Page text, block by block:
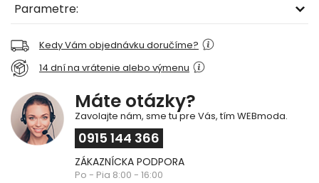
Parametre:
Kedy Vám objednávku doručíme?
14 dní na vrátenie alebo výmenu
Máte otázky?
Zavolajte nám, sme tu pre Vás, tím WEBmoda.
0915 144 366
ZÁKAZNÍCKA PODPORA
Po - Pia 8:00 - 16:00